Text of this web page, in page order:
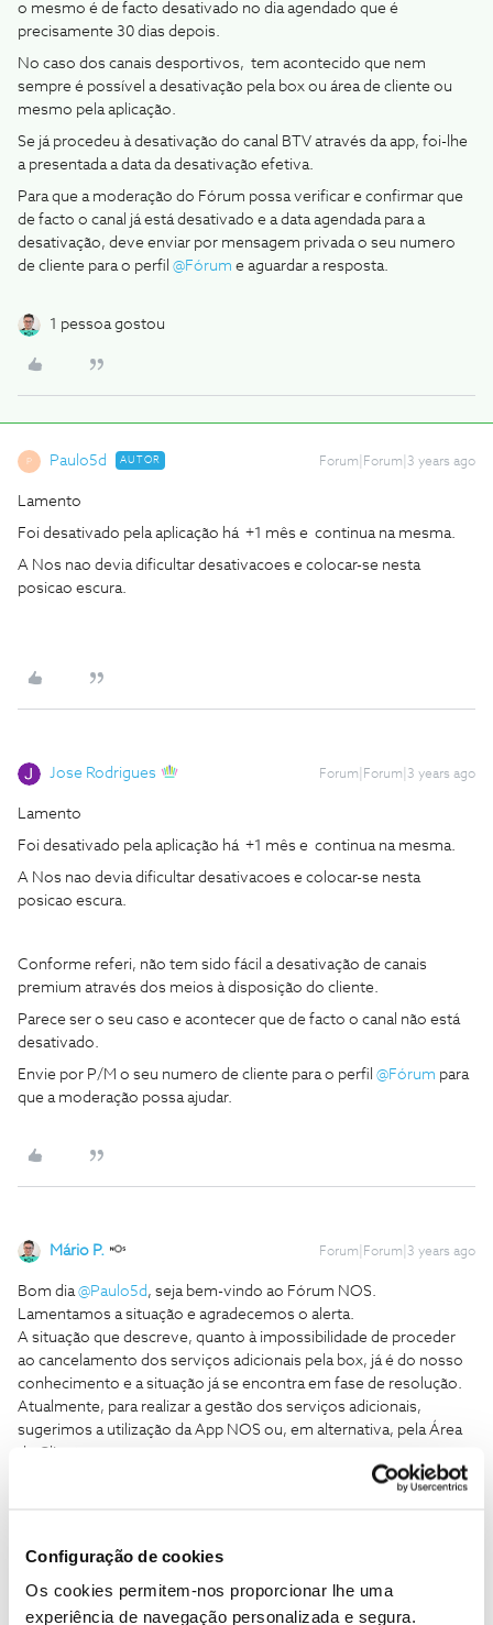
Configuração de cookies
Os cookies permitem-nos proporcionar lhe uma
experiência de navegação personalizada e segura.
o mesmo é de facto desativado no dia agendado que é
precisamente 30 dias depois.
No caso dos canais desportivos, tem acontecido que nem
sempre é possível a desativação pela box ou área de cliente ou
mesmo pela aplicação.
Se já procedeu à desativação do canal BTV através da app, foi-lhe
a presentada a data da desativação efetiva.
Para que a moderação do Fórum possa verificar e confirmar que
de facto o canal já está desativado e a data agendada para a
desativação, deve enviar por mensagem privada o seu numero
de cliente para o perfil @Fórum e aguardar a resposta.
1 pessoa gostou
P Paulo5d AUTOR Forum|Forum|3 years ago
Lamento
Foi desativado pela aplicação há +1 mês e continua na mesma.
A Nos nao devia dificultar desativacoes e colocar-se nesta
posicao escura.
Jose Rodrigues Forum|Forum|3 years ago
Lamento
Foi desativado pela aplicação há +1 mês e continua na mesma.
A Nos nao devia dificultar desativacoes e colocar-se nesta
posicao escura.
Conforme referi, não tem sido fácil a desativação de canais
premium através dos meios à disposição do cliente.
Parece ser o seu caso e acontecer que de facto o canal não está
desativado.
Envie por P/M o seu numero de cliente para o perfil @Fórum para
que a moderação possa ajudar.
Mário P. Forum|Forum|3 years ago
Bom dia@Paulo5d, seja bem-vindo ao Fórum NOS.
Lamentamos a situação e agradecemos o alerta.
A situação que descreve, quanto à impossibilidade de proceder
ao cancelamento dos serviços adicionais pela box, já é do nosso
conhecimento e a situação já se encontra em fase de resolução.
Atualmente, para realizar a gestão dos serviços adicionais,
sugerimos a utilização da App NOS ou, em alternativa, pela Área
renováveis caso não proceda ao cancelamento antes do 30.º dia.
No entanto, e uma vez que pelo que refere fez o pedido de
desativação antes da renovação, pedimos que nos envie uma